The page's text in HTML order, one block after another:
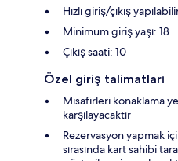
Hızlı giriş/çıkış
Minimum giriş yaşı: 18
Çıkış saati: 10
Özel giriş talimatları
Misafirleri konaklama
karşılayacaktır
Rezervasyon yapmak
sırasında kart sahibi